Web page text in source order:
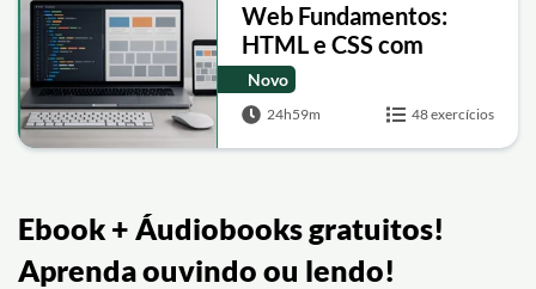
Web Fundamentos:
HTML e CSS com
Projetos
Novo
24h59m 48 exercícios
Ebook + Áudiobooks gratuitos!
Aprenda ouvindo ou lendo!